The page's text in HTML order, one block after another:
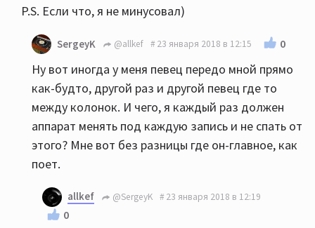
P.S. Если что, я не минусовал)
SergeyK @allkef 23 января 2018 в 12:15 0
Ну вот иногда у меня певец передо мной прямо
как-будто, другой раз и другой певец где то
между колонок. И чего, я каждый раз должен
аппарат менять под каждую запись и не спать от
этого? Мне вот без разницы где он-главное, как
поет.
allkef @SergeyK 23 января 2018 в 12:19
0